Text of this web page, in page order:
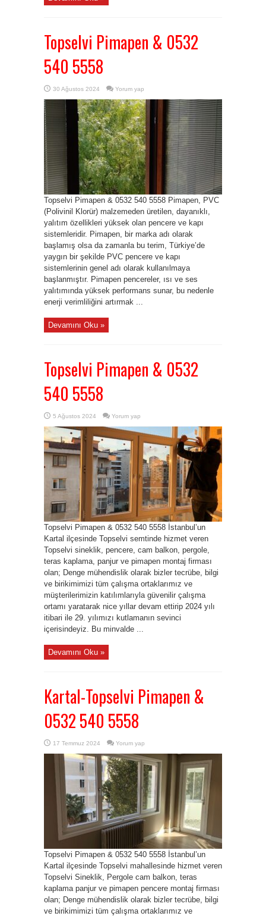
Topselvi Pimapen & 0532
540 5558
30 Ağustos 2024 Yorum yap
Topselvi Pimapen & 0532 540 5558 Pimapen, PVC
(Polivinil Klorür) malzemeden üretilen, dayanıklı,
yalıtım özellikleri yüksek olan pencere ve kapı
sistemleridir. Pimapen, bir marka adı olarak
başlamış olsa da zamanla bu terim, Türkiye’de
yaygın bir şekilde PVC pencere ve kapı
sistemlerinin genel adı olarak kullanılmaya
başlanmıştır. Pimapen pencereler, ısı ve ses
yalıtımında yüksek performans sunar, bu nedenle
enerji verimliliğini artırmak ...
Devamını Oku »
Topselvi Pimapen & 0532
540 5558
5 Ağustos 2024 Yorum yap
Topselvi Pimapen & 0532 540 5558 İstanbul’un
Kartal ilçesinde Topselvi semtinde hizmet veren
Topselvi sineklik, pencere, cam balkon, pergole,
teras kaplama, panjur ve pimapen montaj firması
olan; Denge mühendislik olarak bizler tecrübe, bilgi
ve birikimimizi tüm çalışma ortaklarımız ve
müşterilerimizin katılımlarıyla güvenilir çalışma
ortamı yaratarak nice yıllar devam ettirip 2024 yılı
itibari ile 29. yılımızı kutlamanın sevinci
içerisindeyiz. Bu minvalde ...
Devamını Oku »
Kartal-Topselvi Pimapen &
0532 540 5558
17 Temmuz 2024 Yorum yap
Topselvi Pimapen & 0532 540 5558 İstanbul’un
Kartal ilçesinde Topselvi mahallesinde hizmet veren
Topselvi Sineklik, Pergole cam balkon, teras
kaplama panjur ve pimapen pencere montaj firması
olan; Denge mühendislik olarak bizler tecrübe, bilgi
ve birikimimizi tüm çalışma ortaklarımız ve